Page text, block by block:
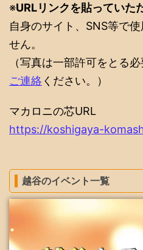
※URLリンクを貼っていた
自身のサイト、SNS等で
せん。
（写真は一部許可をとる
ご連絡 ください。）
マカロニの芯URL
https://koshigaya-
越谷のイベント一覧